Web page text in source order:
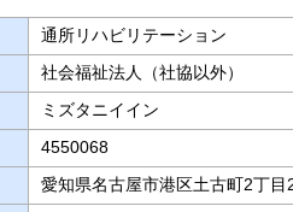
通所リハビリテーション
社会福祉法人（社協以外）
ミズタニイイン
4550068
愛知県名古屋市港区土古町2丁目